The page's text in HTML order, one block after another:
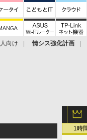
向け 情シス強化計画
1時